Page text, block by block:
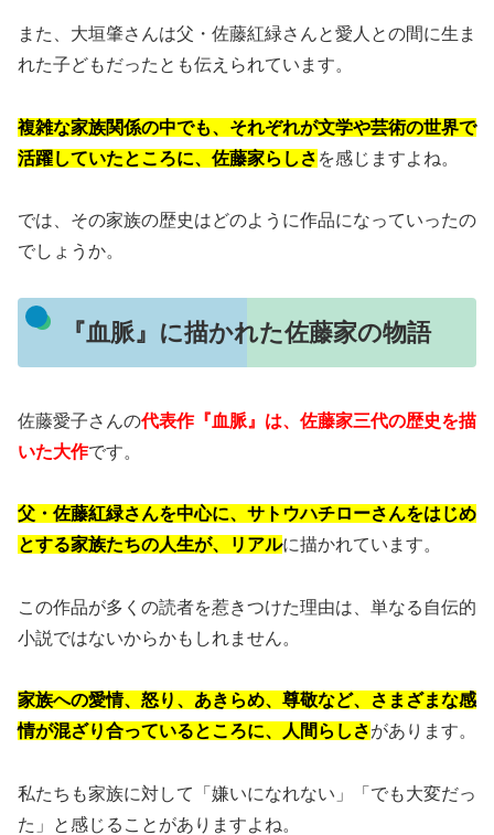
また、大垣肇さんは父・佐藤紅緑さんと愛人との間に生ま
れた子どもだったとも伝えられています。
複雑な家族関係の中でも、それぞれが文学や芸術の世界で
活躍していたところに、佐藤家らしさ を感じますよね。
では、その家族の歴史はどのように作品になっていったの
でしょうか。
『血脈』に描かれた佐藤家の物語
佐藤愛子さんの代表作『血脈』は、佐藤家三代の歴史を描
いた大作です。
父・佐藤紅緑さんを中心に、サトウハチローさんをはじめ
とする家族たちの人生が、リアルに描かれています。
この作品が多くの読者を惹きつけた理由は、単なる自伝的
小説ではないからかもしれません。
家族への愛情、怒り、あきらめ、尊敬など、さまざまな感
情が混ざり合っているところに、人間らしさがあります。
私たちも家族に対して「嫌いになれない」「でも大変だっ
た」と感じることがありますよね。